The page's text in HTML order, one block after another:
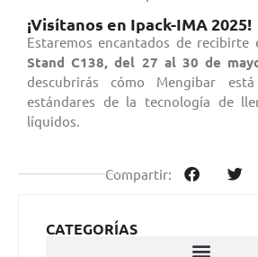
¡Visítanos en Ipack-IMA 2025!
Estaremos encantados de recibirte
Stand C138, del 27 al 30 de
descubrirás cómo Mengibar
estándares de la tecnología de
líquidos.
Compartir:
CATEGORÍAS